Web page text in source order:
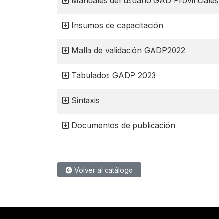
Insumos de capacitación
Malla de validación GADP2022
Tabulados GADP 2023
Sintáxis
Documentos de publicación
Volver al catálogo